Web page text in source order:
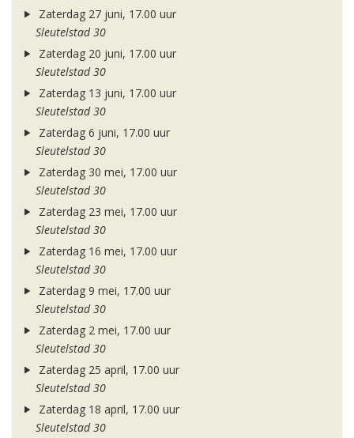
Zaterdag 27 juni, 17.00 uur
Sleutelstad 30
Zaterdag 20 juni, 17.00 uur
Sleutelstad 30
Zaterdag 13 juni, 17.00 uur
Sleutelstad 30
Zaterdag 6 juni, 17.00 uur
Sleutelstad 30
Zaterdag 30 mei, 17.00 uur
Sleutelstad 30
Zaterdag 23 mei, 17.00 uur
Sleutelstad 30
Zaterdag 16 mei, 17.00 uur
Sleutelstad 30
Zaterdag 9 mei, 17.00 uur
Sleutelstad 30
Zaterdag 2 mei, 17.00 uur
Sleutelstad 30
Zaterdag 25 april, 17.00 uur
Sleutelstad 30
Zaterdag 18 april, 17.00 uur
Sleutelstad 30